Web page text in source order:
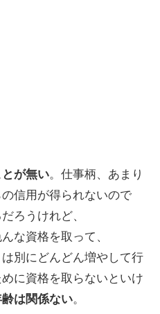
が無い。仕事柄、あまり
信用が得られないので
ろうけれど、
な資格を取って、
別にどんどん増やして行
に資格を取らないといけ
は関係ない。